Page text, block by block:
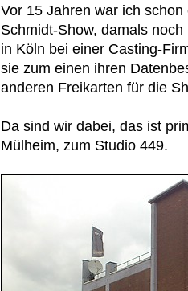
Vor 15 Jahren war ich
Schmidt-Show, damals
in Köln bei einer Casting-
sie zum einen ihren
anderen Freikarten für die
Da sind wir dabei, das ist
Mülheim, zum Studio 449.